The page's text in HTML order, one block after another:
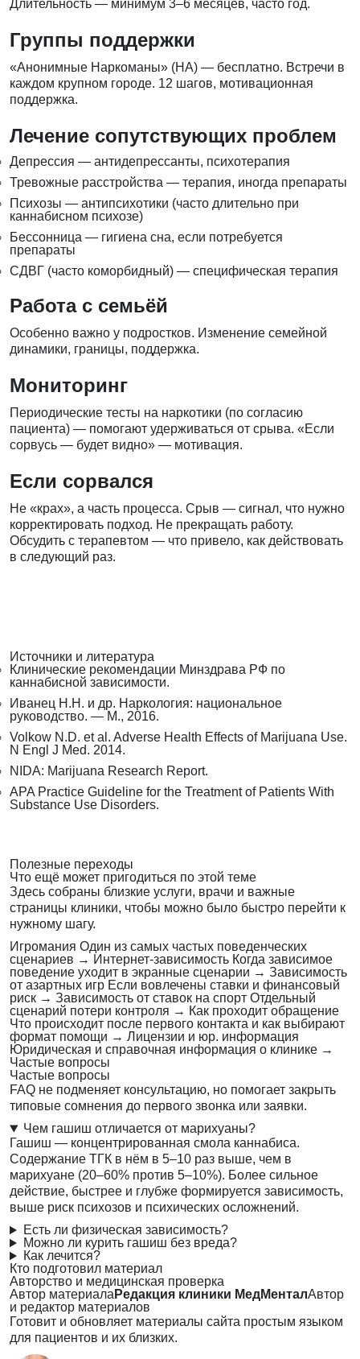
Длительность — минимум 3–6 месяцев, часто год.
Группы поддержки
«Анонимные Наркоманы» (НА) — бесплатно. Встречи в
каждом крупном городе. 12 шагов, мотивационная
поддержка.
Лечение сопутствующих проблем
Депрессия — антидепрессанты, психотерапия
Тревожные расстройства — терапия, иногда препараты
Психозы — антипсихотики (часто длительно при
каннабисном психозе)
Бессонница — гигиена сна, если потребуется
препараты
СДВГ (часто коморбидный) — специфическая терапия
Работа с семьёй
Особенно важно у подростков. Изменение семейной
динамики, границы, поддержка.
Мониторинг
Периодические тесты на наркотики (по согласию
пациента) — помогают удерживаться от срыва. «Если
сорвусь — будет видно» — мотивация.
Если сорвался
Не «крах», а часть процесса. Срыв — сигнал, что нужно
корректировать подход. Не прекращать работу.
Обсудить с терапевтом — что привело, как действовать
в следующий раз.
Источники и литература
Клинические рекомендации Минздрава РФ по
каннабисной зависимости.
Иванец Н.Н. и др. Наркология: национальное
руководство. — М., 2016.
Volkow N.D. et al. Adverse Health Effects of Marijuana Use.
N Engl J Med. 2014.
NIDA: Marijuana Research Report.
APA Practice Guideline for the Treatment of Patients With
Substance Use Disorders.
Полезные переходы
Что ещё может пригодиться по этой теме
Здесь собраны близкие услуги, врачи и важные
страницы клиники, чтобы можно было быстро перейти к
нужному шагу.
Игромания Один из самых частых поведенческих
сценариев → Интернет-зависимость Когда зависимое
поведение уходит в экранные сценарии → Зависимость
от азартных игр Если вовлечены ставки и финансовый
риск → Зависимость от ставок на спорт Отдельный
сценарий потери контроля → Как проходит обращение
Что происходит после первого контакта и как выбирают
формат помощи → Лицензии и юр. информация
Юридическая и справочная информация о клинике →
Частые вопросы
Частые вопросы
FAQ не подменяет консультацию, но помогает закрыть
типовые сомнения до первого звонка или заявки.
Чем гашиш отличается от марихуаны?
Гашиш — концентрированная смола каннабиса.
Содержание ТГК в нём в 5–10 раз выше, чем в
марихуане (20–60% против 5–10%). Более сильное
действие, быстрее и глубже формируется зависимость,
выше риск психозов и психических осложнений.
Есть ли физическая зависимость?
Можно ли курить гашиш без вреда?
Как лечится?
Кто подготовил материал
Авторство и медицинская проверка
Автор материала Редакция клиники МедМенталАвтор
и редактор материалов
Готовит и обновляет материалы сайта простым языком
для пациентов и их близких.